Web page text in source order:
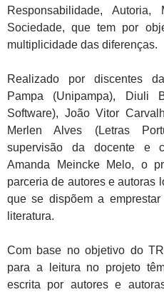
Responsabilidade, Autoria,
Sociedade, que tem por
multiplicidade das diferenças.
Realizado por discentes
Pampa (Unipampa), Diuli
Software), João Vitor
Merlen Alves (Letras
supervisão da docente e
Amanda Meincke Melo, o
parceria de autores e autoras
que se dispõem a
literatura.
Com base no objetivo do
para a leitura no projeto
escrita por autores e